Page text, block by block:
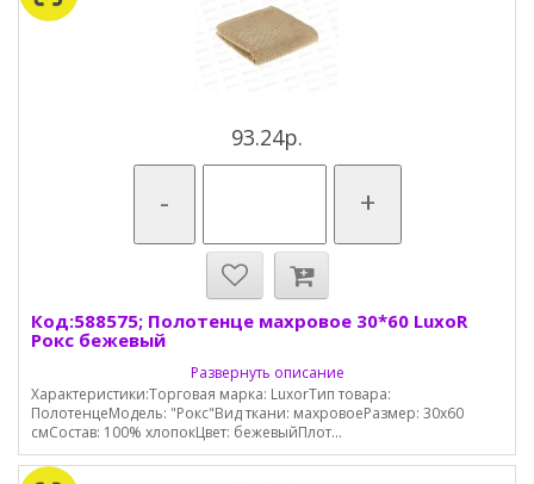
93.24р.
- +
Код:588575; Полотенце махровое 30*60 LuxoR
Рокс бежевый
Развернуть описание
Характеристики:Торговая марка: LuxorТип товара:
ПолотенцеМодель: "Рокс"Вид ткани: махровоеРазмер: 30х60
смСостав: 100% хлопокЦвет: бежевыйПлот...